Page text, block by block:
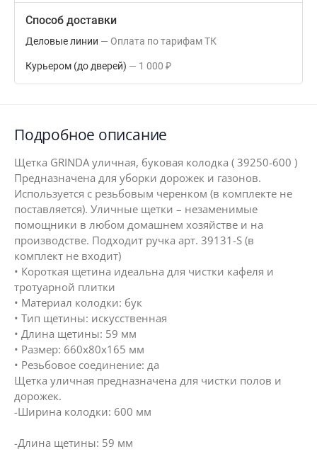
Способ доставки
Деловые линии Оплата по тарифам ТК
Курьером (до дверей) 1 000 ₽
Подробное описание
Щетка GRINDA уличная, буковая колодка ( 39250-600 )
Предназначена для уборки дорожек и газонов.
Используется с резьбовым черенком (в комплекте не
поставляется). Уличные щетки – незаменимые
помощники в любом домашнем хозяйстве и на
производстве. Подходит ручка арт. 39131-S (в
комплект не входит)
• Короткая щетина идеальна для чистки кафеля и
тротуарной плитки
• Материал колодки: бук
• Тип щетины: искусственная
• Длина щетины: 59 мм
• Размер: 660х80х165 мм
• Резьбовое соединение: да
Щетка уличная предназначена для чистки полов и
дорожек.
-Ширина колодки: 600 мм
-Длина щетины: 59 мм